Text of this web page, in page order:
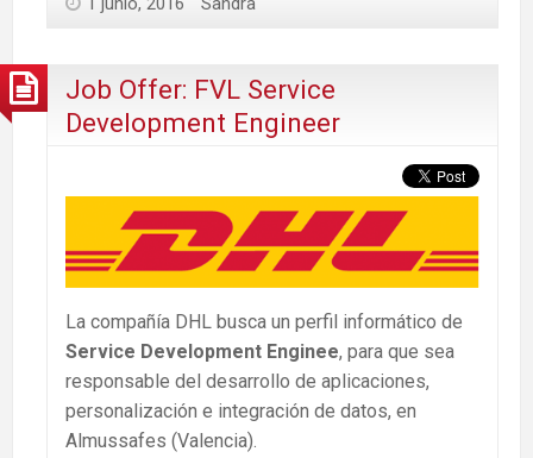
Job Offer: FVL Service
Development Engineer
La compañía DHL busca un perfil informático de
Service Development Enginee, para que sea
responsable del desarrollo de aplicaciones,
personalización e integración de datos, en
Almussafes (Valencia).